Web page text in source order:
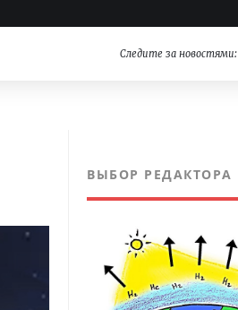
Следите за новостями:
ВЫБОР РЕДАКТОРА